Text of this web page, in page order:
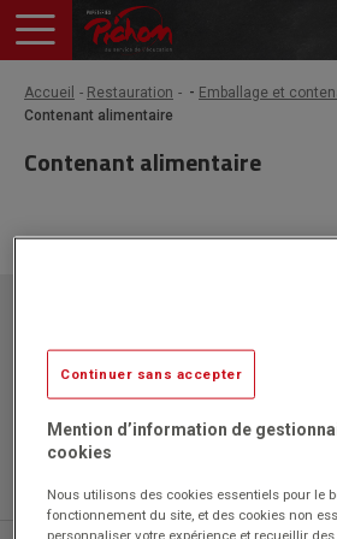
Accueil Restauration - Emballage et
Contenant alimentaire
Contenant alimentaire
Continuer sans accepter
Mention d’information de
cookies
Nous utilisons des cookies essentiels pour le
fonctionnement du site, et des cookies non
personnaliser votre expérience et recueillir des